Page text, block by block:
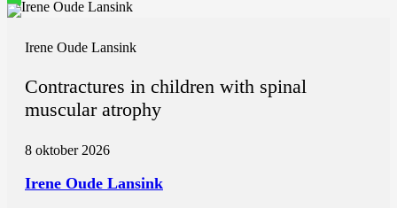
Irene Oude Lansink
Contractures in children with spinal
muscular atrophy
8 oktober 2026
Irene Oude Lansink